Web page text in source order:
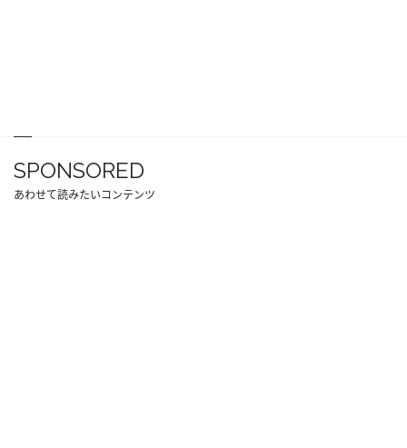
SPONSORED
あわせて読みたいコンテンツ